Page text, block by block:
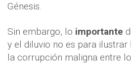
Génesis.
Sin embargo, lo importante
y el diluvio no es para ilustrar
la corrupción maligna entre